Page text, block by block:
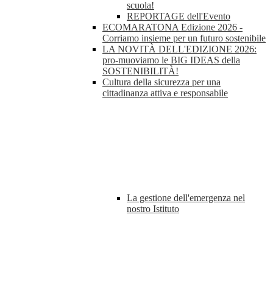
scuola!
REPORTAGE dell'Evento
ECOMARATONA Edizione 2026 -
Corriamo insieme per un futuro sostenibile
LA NOVITÀ DELL'EDIZIONE 2026:
pro-muoviamo le BIG IDEAS della
SOSTENIBILITÀ!
Cultura della sicurezza per una
cittadinanza attiva e responsabile
La gestione dell'emergenza nel
nostro Istituto